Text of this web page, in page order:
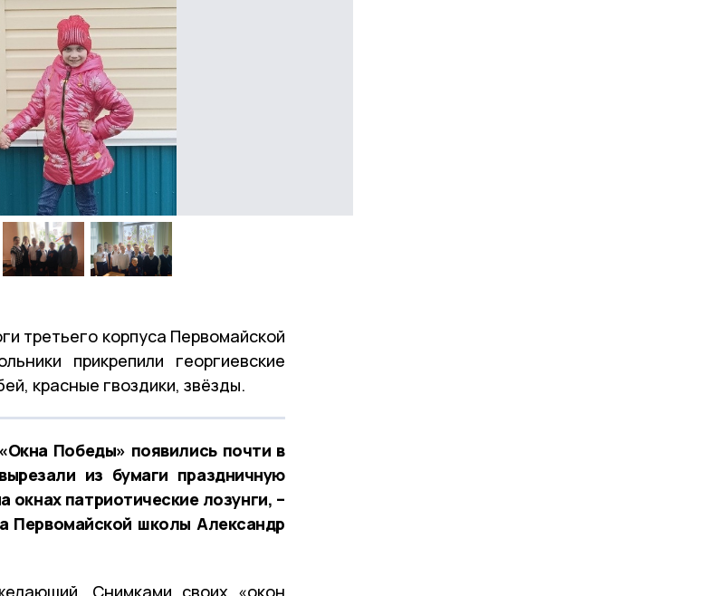
третьего корпуса Первомайской
прикрепили георгиевские
красные гвоздики, звёзды.
Победы» появились почти в
из бумаги праздничную
окнах патриотические лозунги, –
Первомайской школы Александр
Снимками своих «окон